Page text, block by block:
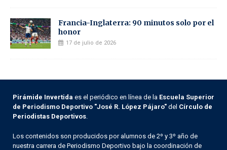
Francia-Inglaterra: 90 minutos solo por el
honor
17 de julio de 2026
Pirámide Invertida es el periódico en línea de la Escuela Superior
de Periodismo Deportivo "José R. López Pájaro" del Círculo de
Periodistas Deportivos
Los contenidos son producidos por alumnos de 2º y 3º año de
nuestra carrera de Periodismo Deportivo bajo la coordinación de